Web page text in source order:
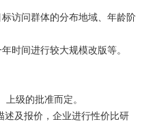
访问群体的分布地域、年龄阶
时间进行较大规模改版等。
级的批准而定。
述及报价，企业进行性价比研